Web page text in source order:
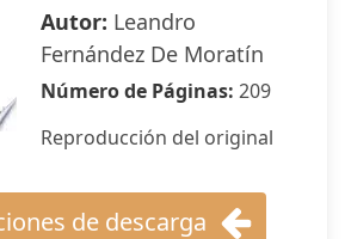
Autor: Leandro
Fernández De Moratín
Número de Páginas: 209
Reproducción del original
de descarga